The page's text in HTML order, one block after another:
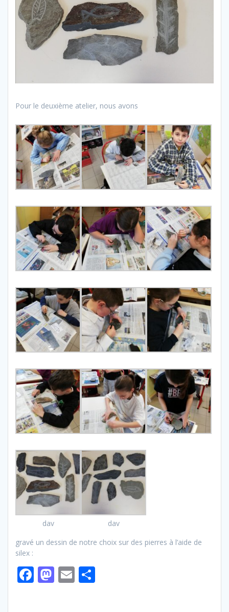
Pour le deuxième atelier, nous avons
dav
dav
gravé un dessin de notre choix sur des pierres à l’aide de
silex :
F M E